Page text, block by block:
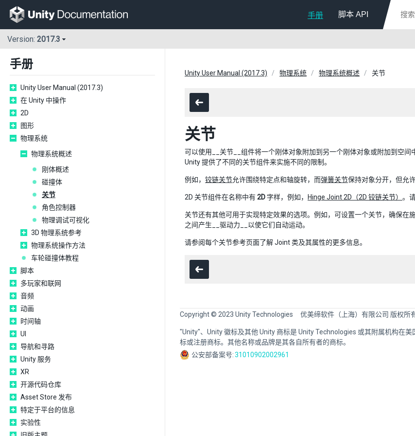
手册 脚本 API
Version: 2017.3
手册
Unity User Manual (2017.3)
在 Unity 中操作
2D
图形
物理系统
物理系统概述
刚体概述
碰撞体
关节
角色控制器
物理调试可视化
3D 物理系统参考
物理系统操作方法
车轮碰撞体教程
脚本
多玩家和联网
音频
动画
时间轴
UI
导航和寻路
Unity 服务
XR
开源代码仓库
Asset Store 发布
特定于平台的信息
实验性
Unity User Manual (2017.3) 物理系统 物理系统概述 关节
关节
可以使用__关节__组件将一个刚体对象附加到另一个刚体对象或附加到空
Unity 提供了不同的关节组件来实施不同的限制。
例如， 铰链关节允许围绕特定点和轴旋转，而弹簧关节保持对象分开，但允
2D 关节组件在名称中有2D 字样，例如， Hinge Joint 2D（2D 铰链关节） 。
关节还有其他可用于实现特定效果的选项。例如，可设置一个关节，确保
之间产生__驱动力__以使它们自动运动。
请参阅每个关节参考页面了解 Joint 类及其属性的更多信息。
Copyright © 2023 Unity Technologies 优美缔软件（上海）有限公司 版权所
"Unity"、Unity 徽标及其他 Unity 商标是 Unity Technologies 或其附属机构在美
标或注册商标。其他名称或品牌是其各自所有者的商标。
公安部备案号:31010902002961